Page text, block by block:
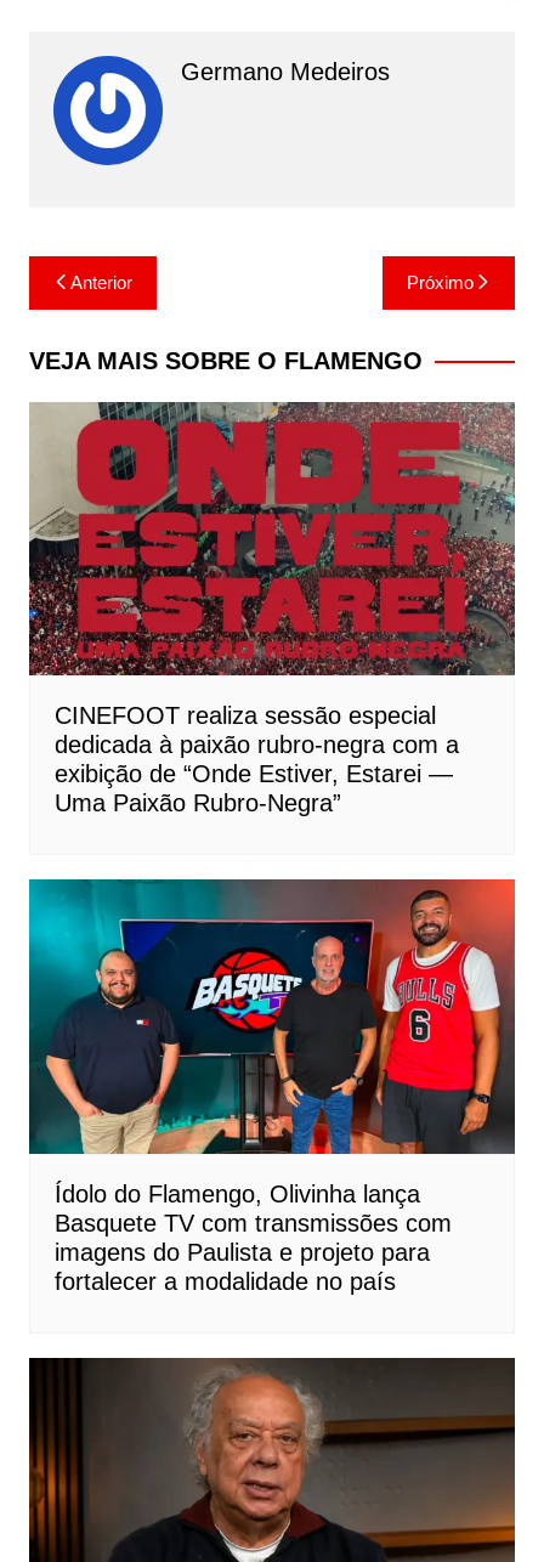
Germano Medeiros
Navegação
de
Post
Anterior Próximo
VEJA MAIS SOBRE O FLAMENGO
CINEFOOT realiza sessão especial
dedicada à paixão rubro-negra com a
exibição de “Onde Estiver, Estarei —
Uma Paixão Rubro-Negra”
Ídolo do Flamengo, Olivinha lança
Basquete TV com transmissões com
imagens do Paulista e projeto para
fortalecer a modalidade no país